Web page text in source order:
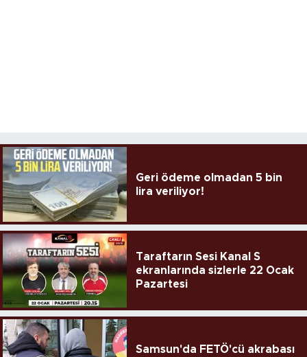
Geri ödeme olmadan 5 bin
lira veriliyor!
Taraftarın Sesi Kanal S
ekranlarında sizlerle 22 Ocak
Pazartesi
Samsun'da FETÖ'cü akrabası